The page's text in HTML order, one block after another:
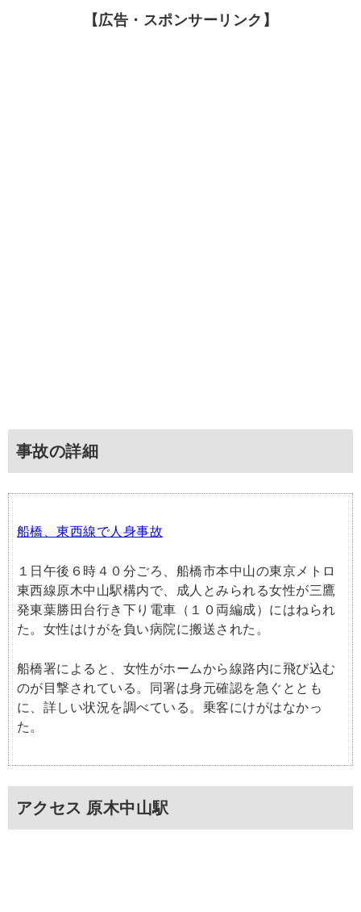
【広告・スポンサーリンク】
事故の詳細
船橋、東西線で人身事故
１日午後６時４０分ごろ、船橋市本中山の東京メトロ
東西線原木中山駅構内で、成人とみられる女性が三鷹
発東葉勝田台行き下り電車（１０両編成）にはねられ
た。女性はけがを負い病院に搬送された。
船橋署によると、女性がホームから線路内に飛び込む
のが目撃されている。同署は身元確認を急ぐととも
に、詳しい状況を調べている。乗客にけがはなかっ
た。
アクセス 原木中山駅